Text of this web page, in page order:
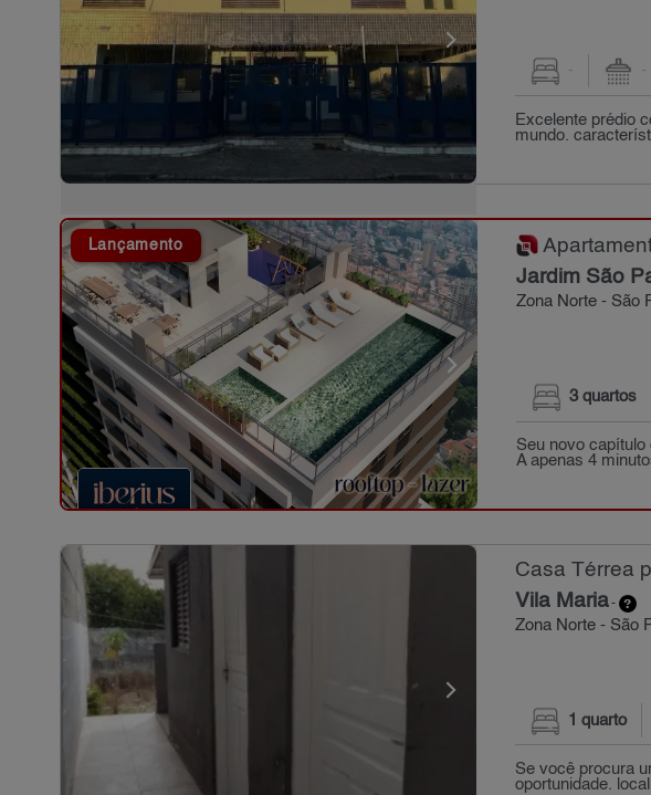
- -
Excelente prédio
mundo.
Lançamento
Jardim São
Zona Norte - São
3 quartos
Seu novo
A apenas 4
Casa Térrea
Vila Maria-
Zona Norte - São
1 quarto
Se você procura
oportunidade.